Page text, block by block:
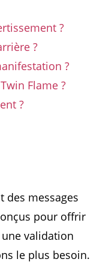
?
?
?
Flame ?
?
des messages
pour offrir
validation
le plus besoin.